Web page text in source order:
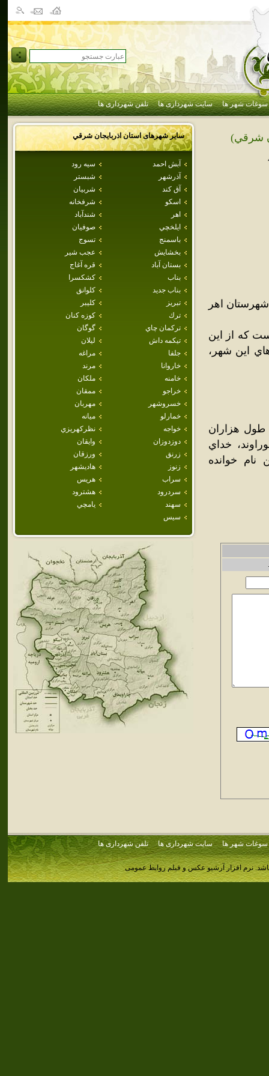
سوغات شهر ها سایت شهرداری ها تلفن شهرداری ها
سایر شهرهای استاناذربايجان شرقي
آبش احمد
سيه رود
آذرشهر
شبستر
آق كند
شربيان
اسكو
شرفخانه
اهر
شندآباد
ايلخچي
صوفيان
باسمنج
تسوج
بخشايش
عجب شير
بستان آباد
قره آغاج
بناب
كشكسرا
بناب جديد
كلوانق
تبريز
كليبر
ترك
كوزه كنان
تركمان چاي
گوگان
تيكمه داش
ليلان
جلفا
مراغه
خاروانا
مرند
خامنه
ملكان
خراجو
ممقان
خسروشهر
مهربان
خمارلو
ميانه
خواجه
نظركهريزي
دوزدوزان
وايقان
زرنق
ورزقان
زنوز
هاديشهر
سراب
هريس
سردرود
هشترود
سهند
يامچي
سيس
شرقي)
اهر
بالغ بر 3,876 نفر بوده‌است که از اين
اين شهر،
طول هزاران
خداي
نام خوانده
سوغات شهر ها سایت شهرداری ها تلفن شهرداری ها
نرم افزار آرشیو عکس و فیلم روابط عمومی